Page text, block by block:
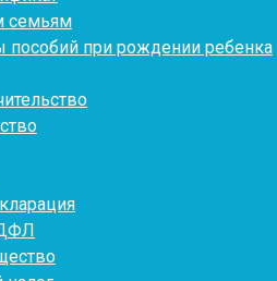
семьям
пособий при рождении ребенка